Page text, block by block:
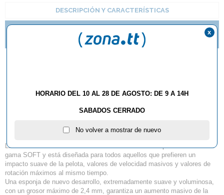
DESCRIPCIÓN Y CARACTERÍSTICAS
TE GUSTAN LOS PICOS? NUEVAS IMPARTIAL DE
BUTTERFLY
Materialspezialist
Spinfire EXTREM EXTRA
SOFT
La SPINFIRE EXTREM SOFT es la revolución de los picos cortos en la
gama SOFT y está diseñada para todos aquellos que prefieren un
impacto suave de la pelota, valores de velocidad masivos y valores de
rotación máximos al mismo tiempo.
Una esponja de nuevo desarrollo, extremadamente suave y voluminosa,
con un grosor máximo de 2,4 mm, garantiza un aumento masivo de la
HORARIO DEL 10 AL 28 DE AGOSTO: DE 9 A 14H
SABADOS CERRADO
No volver a mostrar de nuevo
x